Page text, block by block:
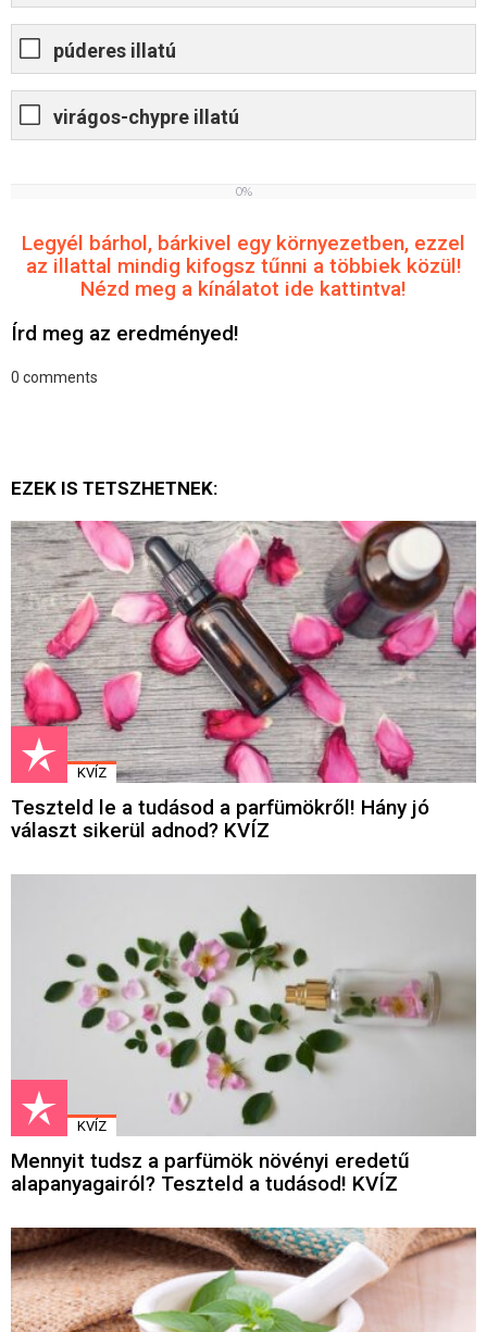
púderes illatú
virágos-chypre illatú
0%
Legyél bárhol, bárkivel egy környezetben, ezzel
az illattal mindig kifogsz tűnni a többiek közül!
Nézd meg a kínálatot ide kattintva!
Írd meg az eredményed!
0 comments
EZEK IS TETSZHETNEK:
KVÍZ
Teszteld le a tudásod a parfümökről! Hány jó
választ sikerül adnod? KVÍZ
KVÍZ
Mennyit tudsz a parfümök növényi eredetű
alapanyagairól? Teszteld a tudásod! KVÍZ